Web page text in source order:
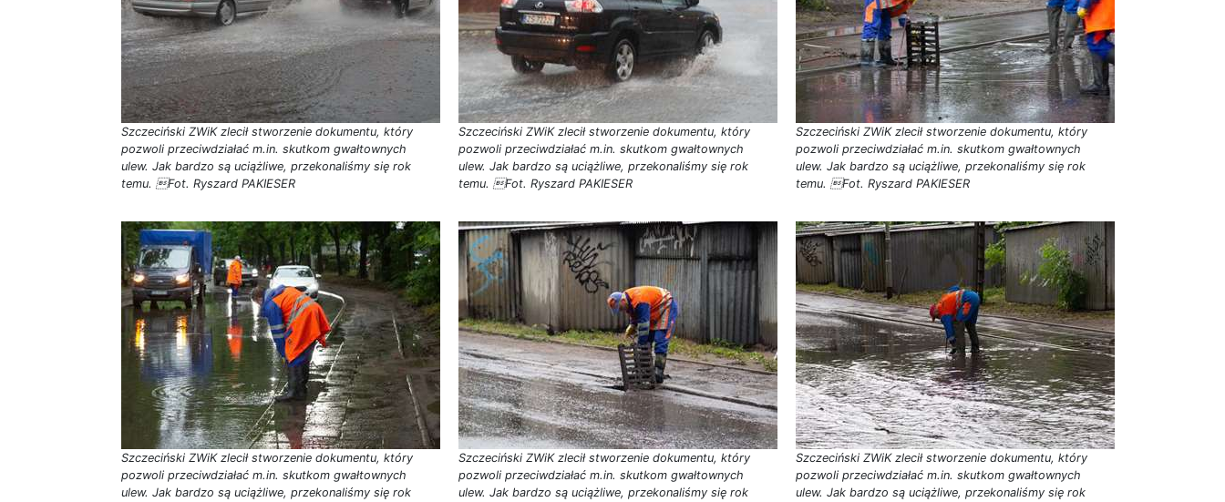
Szczeciński ZWiK zlecił stworzenie dokumentu, który
pozwoli przeciwdziałać m.in. skutkom gwałtownych
ulew. Jak bardzo są uciążliwe, przekonaliśmy się rok
temu. Fot. Ryszard PAKIESER
Szczeciński ZWiK zlecił stworzenie dokumentu, który
pozwoli przeciwdziałać m.in. skutkom gwałtownych
ulew. Jak bardzo są uciążliwe, przekonaliśmy się rok
temu. Fot. Ryszard PAKIESER
Szczeciński ZWiK zlecił stworzenie dokumentu, który
pozwoli przeciwdziałać m.in. skutkom gwałtownych
ulew. Jak bardzo są uciążliwe, przekonaliśmy się rok
temu. Fot. Ryszard PAKIESER
Szczeciński ZWiK zlecił stworzenie dokumentu, który
pozwoli przeciwdziałać m.in. skutkom gwałtownych
ulew. Jak bardzo są uciążliwe, przekonaliśmy się rok
Szczeciński ZWiK zlecił stworzenie dokumentu, który
pozwoli przeciwdziałać m.in. skutkom gwałtownych
ulew. Jak bardzo są uciążliwe, przekonaliśmy się rok
Szczeciński ZWiK zlecił stworzenie dokumentu, który
pozwoli przeciwdziałać m.in. skutkom gwałtownych
ulew. Jak bardzo są uciążliwe, przekonaliśmy się rok